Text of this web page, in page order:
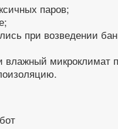
паров;
при возведении
влажный микроклимат